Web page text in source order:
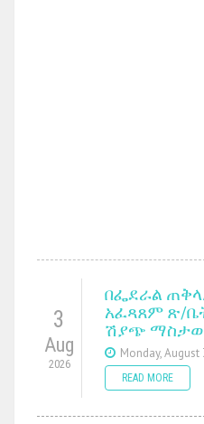
3
Aug
2026
በፌደራል
አፈጻጸም ጽ/
ሽያጭ
Monday, August
READ MORE